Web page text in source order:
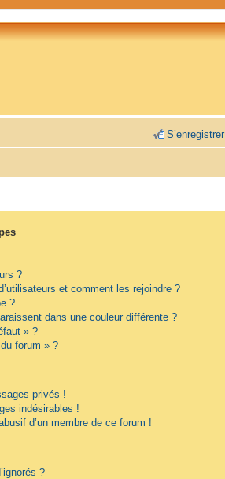
S’enregistrer
?
et comment les rejoindre ?
?
dans une couleur différente ?
» ?
forum » ?
privés !
indésirables !
d’un membre de ce forum !
?